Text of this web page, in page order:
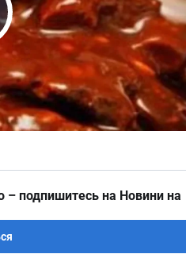
Video
– подпишитесь на Новини на